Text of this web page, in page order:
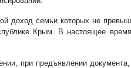
доход семьи которых не
Крым. В настоящее
при предъявлении